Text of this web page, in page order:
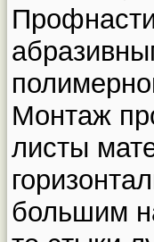
Монтаж
листы
большим